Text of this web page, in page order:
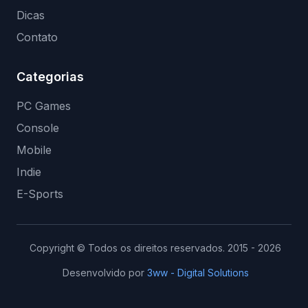
Dicas
Contato
Categorias
PC Games
Console
Mobile
Indie
E-Sports
Copyright © Todos os direitos reservados. 2015 - 2026
Desenvolvido por 3ww - Digital Solutions